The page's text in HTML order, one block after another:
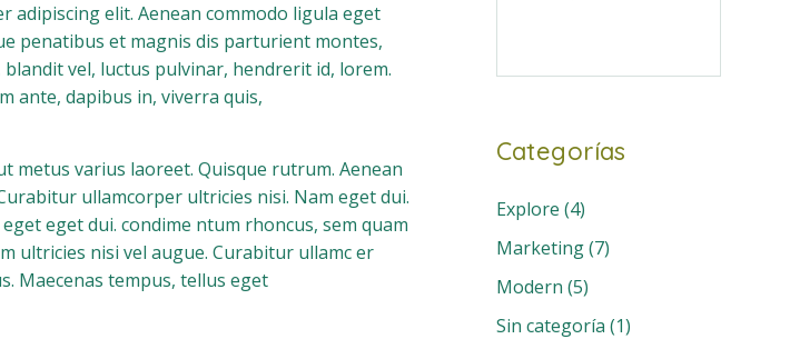
adipiscing elit. Aenean commodo ligula eget
penatibus et magnis dis parturient montes,
vel, luctus pulvinar, hendrerit id, lorem.
ante, dapibus in, viverra quis,
metus varius laoreet. Quisque rutrum. Aenean
ullamcorper ultricies nisi. Nam eget dui.
eget dui. condime ntum rhoncus, sem quam
ultricies nisi vel augue. Curabitur ullamc er
Maecenas tempus, tellus eget
Categorías
Explore (4)
Marketing(7)
Modern (5)
Sin categoría (1)